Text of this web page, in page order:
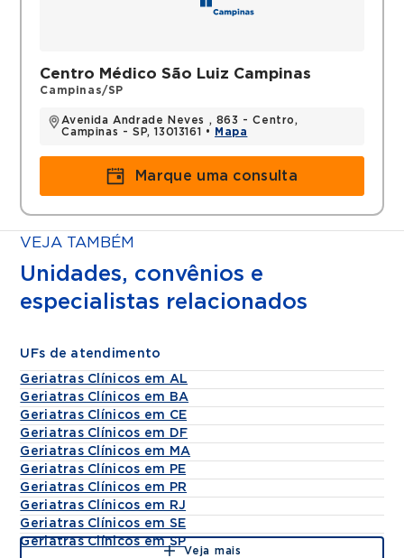
Centro Médico São Luiz Campinas
Campinas/SP
Avenida Andrade Neves , 863 - Centro,
Campinas - SP, 13013161 •
Mapa
Marque uma consulta
VEJA TAMBÉM
Unidades, convênios e
especialistas relacionados
UFs de atendimento
Geriatras Clínicos em AL
Geriatras Clínicos em BA
Geriatras Clínicos em CE
Geriatras Clínicos em DF
Geriatras Clínicos em MA
Geriatras Clínicos em PE
Geriatras Clínicos em PR
Geriatras Clínicos em RJ
Geriatras Clínicos em SE
Geriatras Clínicos em SP
Veja mais